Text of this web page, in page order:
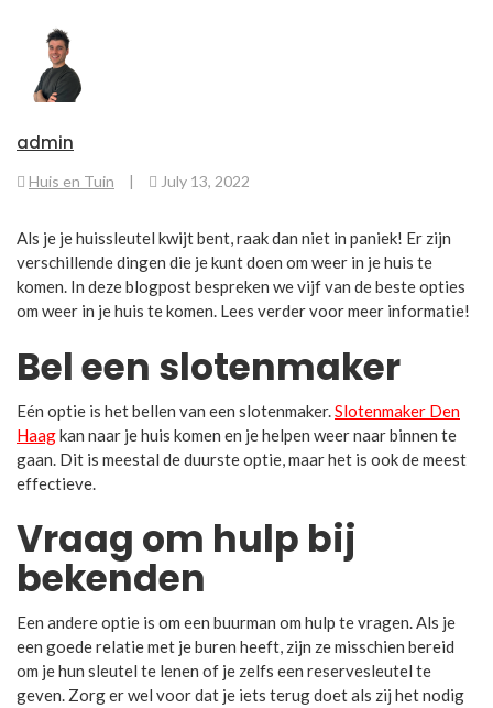
admin
Huis en Tuin July 13, 2022
Als je je huissleutel kwijt bent, raak dan niet in paniek! Er zijn
verschillende dingen die je kunt doen om weer in je huis te
komen. In deze blogpost bespreken we vijf van de beste opties
om weer in je huis te komen. Lees verder voor meer informatie!
Bel een slotenmaker
Eén optie is het bellen van een slotenmaker.Slotenmaker Den
Haagkan naar je huis komen en je helpen weer naar binnen te
gaan. Dit is meestal de duurste optie, maar het is ook de meest
effectieve.
Vraag om hulp bij
bekenden
Een andere optie is om een buurman om hulp te vragen. Als je
een goede relatie met je buren heeft, zijn ze misschien bereid
om je hun sleutel te lenen of je zelfs een reservesleutel te
geven. Zorg er wel voor dat je iets terug doet als zij het nodig